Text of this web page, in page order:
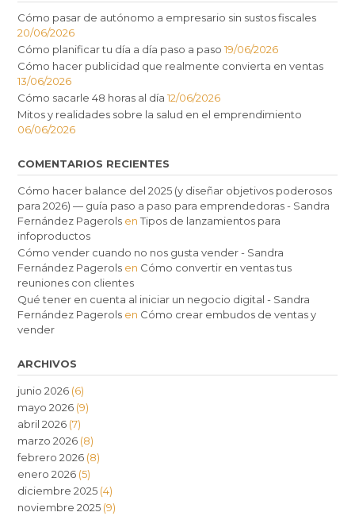
Cómo pasar de autónomo a empresario sin sustos fiscales
20/06/2026
Cómo planificar tu día a día paso a paso 19/06/2026
Cómo hacer publicidad que realmente convierta en ventas
13/06/2026
Cómo sacarle 48 horas al día 12/06/2026
Mitos y realidades sobre la salud en el emprendimiento
06/06/2026
COMENTARIOS RECIENTES
Cómo hacer balance del 2025 (y diseñar objetivos poderosos
para 2026) — guía paso a paso para emprendedoras - Sandra
Fernández Pagerols enTipos de lanzamientos para
infoproductos
Cómo vender cuando no nos gusta vender - Sandra
Fernández Pagerols en Cómo convertir en ventas tus
reuniones con clientes
Qué tener en cuenta al iniciar un negocio digital - Sandra
Fernández Pagerols en Cómo crear embudos de ventas y
vender
ARCHIVOS
junio 2026 (6)
mayo 2026 (9)
abril 2026 (7)
marzo 2026 (8)
febrero 2026 (8)
enero 2026 (5)
diciembre 2025 (4)
noviembre 2025 (9)